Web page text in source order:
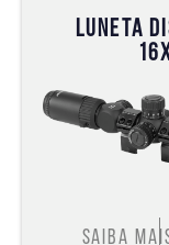
LUNETA
Saiba